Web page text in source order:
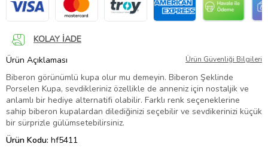
KOLAY İADE
Ürün Açıklaması
Ürün Güvenliği Bilgileri
Biberon görünümlü kupa olur mu demeyin. Biberon Şeklinde
Porselen Kupa, sevdikleriniz özellikle de anneniz için nostaljik ve
anlamlı bir hediye alternatifi olabilir. Farklı renk seçeneklerine
sahip biberon kupalardan dilediğinizi seçebilir ve sevdikerinizi küçük
bir sürprizle gülümsetebilirsiniz.
Ürün Kodu: hf5411